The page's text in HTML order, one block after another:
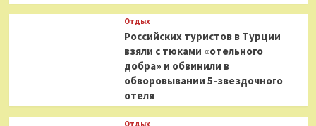
Отдых
Российских туристов в Турции
взяли с тюками «отельного
добра» и обвинили в
обворовывании 5-звездочного
отеля
Отдых